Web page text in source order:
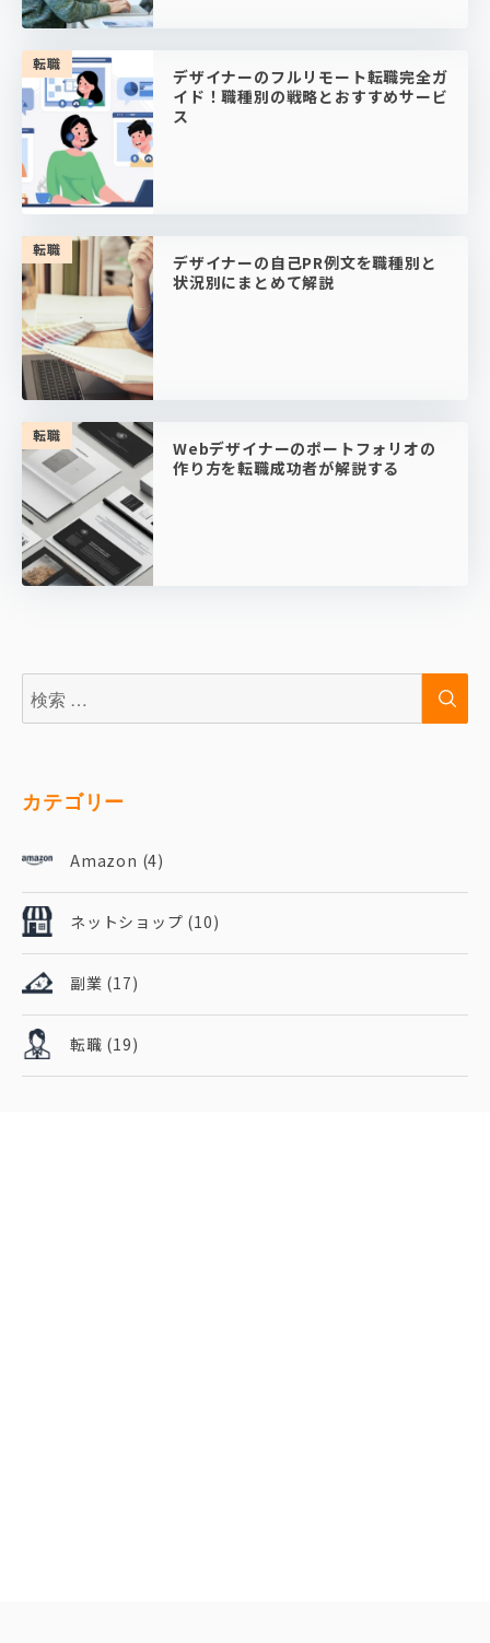
転職
デザイナーのフルリモート転職完全ガ
イド！職種別の戦略とおすすめサービ
ス
転職
デザイナーの自己PR例文を職種別と
状況別にまとめて解説
転職
Webデザイナーのポートフォリオの
作り方を転職成功者が解説する
検
索:
検
カテゴリー
Amazon (4)
ネットショップ (10)
副業 (17)
転職 (19)